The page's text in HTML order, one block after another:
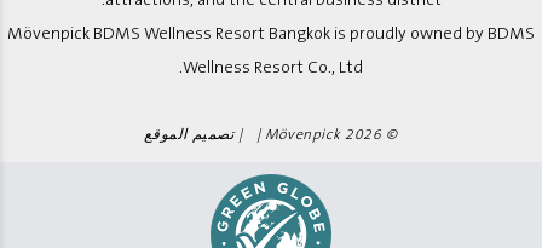
Mövenpick BDMS Wellness Resort Bangkok is proudly owned by BDMS
Wellness Resort Co., Ltd.
© 2026 Mövenpick | | تصميم الموقع